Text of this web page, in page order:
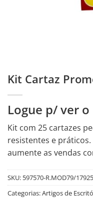
Kit Cartaz
Logue p/ ver
Kit com 25 cartazes
resistentes e
aumente as vendas
SKU: 597570-R.MOD79/17925
Categorias:Artigos de